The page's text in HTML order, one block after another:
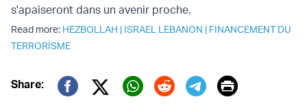
s'apaiseront dans un avenir proche.
Read more: HEZBOLLAH | ISRAEL LEBANON | FINANCEMENT DU
TERRORISME
Share: Print